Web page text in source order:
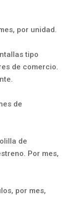
por unidad.
tipo
de comercio.
de
de
Por mes,
por mes,